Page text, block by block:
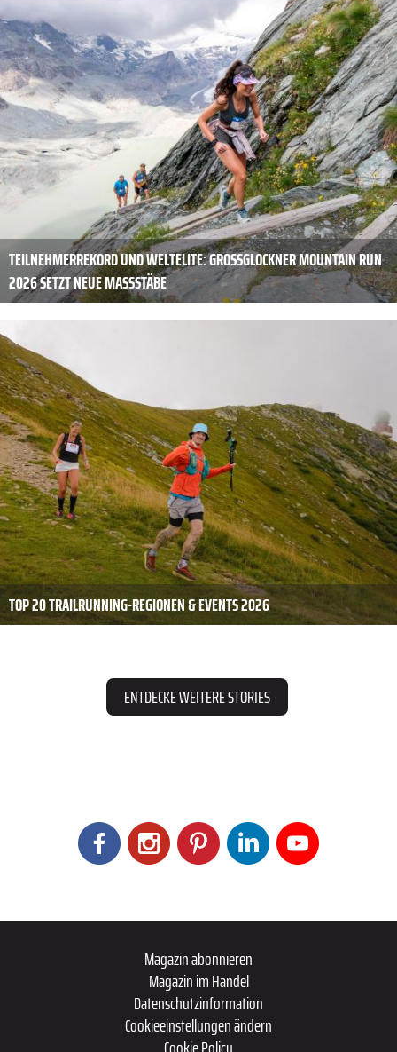
TEILNEHMERREKORD UND WELTELITE: GROSSGLOCKNER MOUNTAIN RUN 2
026 SETZT NEUE MASSSTÄBE
TOP 20 TRAILRUNNING-REGIONEN & EVENTS 2026
ENTDECKE WEITERE STORIES
Magazin abonnieren
Magazin im Handel
Datenschutzinformation
Cookieeinstellungen ändern